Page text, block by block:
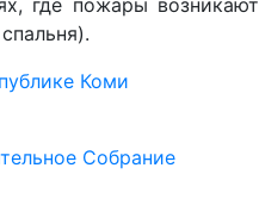
где пожары возникают
Коми
Собрание